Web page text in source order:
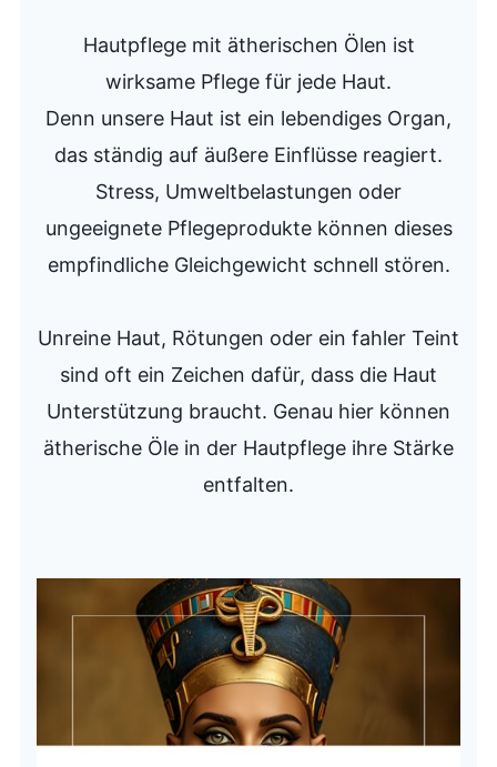
Hautpflege mit ätherischen Ölen ist
wirksame Pflege für jede Haut.
Denn unsere Haut ist ein lebendiges Organ,
das ständig auf äußere Einflüsse reagiert.
Stress, Umweltbelastungen oder
ungeeignete Pflegeprodukte können dieses
empfindliche Gleichgewicht schnell stören.
Unreine Haut, Rötungen oder ein fahler Teint
sind oft ein Zeichen dafür, dass die Haut
Unterstützung braucht. Genau hier können
ätherische Öle in der Hautpflege ihre Stärke
entfalten.